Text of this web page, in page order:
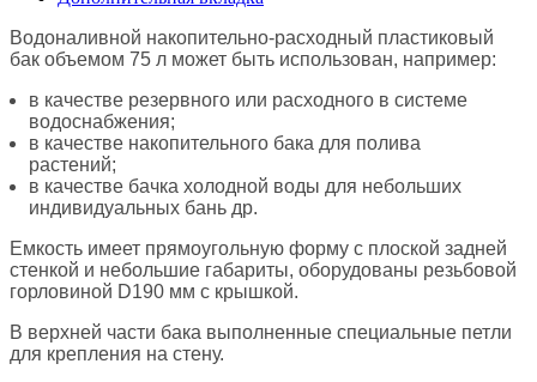
Водоналивной накопительно-расходный пластиковый
бак объемом 75 л может быть использован, например:
в качестве резервного или расходного в системе
водоснабжения;
в качестве накопительного бака для полива
растений;
в качестве бачка холодной воды для небольших
индивидуальных бань др.
Емкость имеет прямоугольную форму с плоской задней
стенкой и небольшие габариты, оборудованы резьбовой
горловиной D190 мм с крышкой.
В верхней части бака выполненные специальные петли
для крепления на стену.